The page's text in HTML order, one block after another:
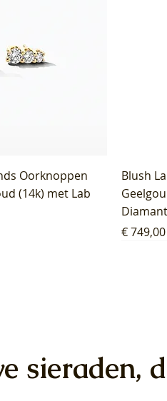
Oorknoppen
(14k) met Lab
Blush
Diamant
Prijs
€ 749,00
sieraden,